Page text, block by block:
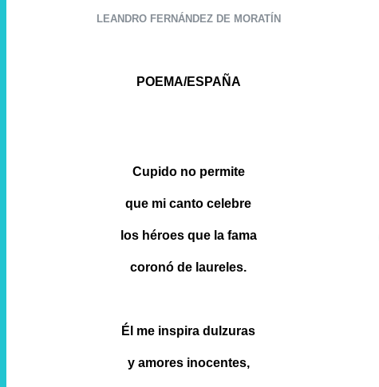
LEANDRO FERNÁNDEZ DE MORATÍN
POEMA/ESPAÑA
Cupido no permite
que mi canto celebre
los héroes que la fama
coronó de laureles.
Él me inspira dulzuras
y amores inocentes,